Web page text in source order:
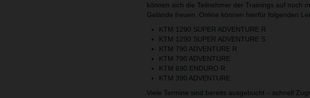
können sich die Teilnehmer der Trainings auf noch
Gelände freuen. Online können hierfür folgenden
KTM 1290 SUPER ADVENTURE R
KTM 1290 SUPER ADVENTURE S
KTM 790 ADVENTURE R
KTM 790 ADVENTURE
KTM 690 ENDURO R
KTM 390 ADVENTURE
Viele Termine sind bereits ausgebucht – schnell